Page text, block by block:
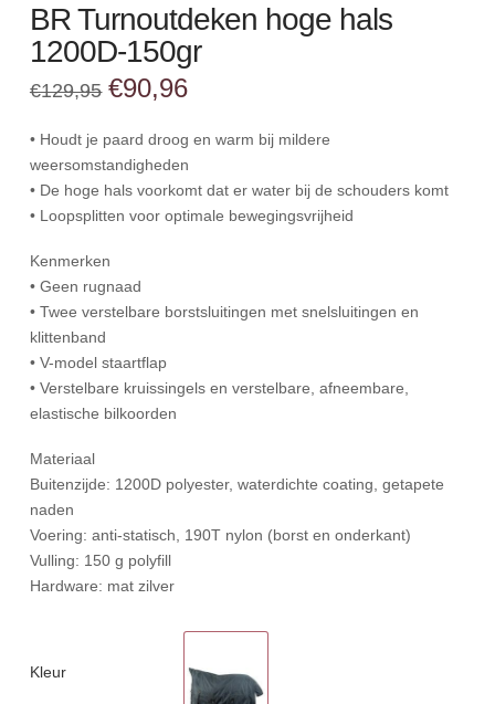
BR Turnoutdeken hoge hals
1200D-150gr
€129,95 Oorspronkelijke
prijs
€129,95.
€90,96
€90,96.
• Houdt je paard droog en warm bij mildere
weersomstandigheden
• De hoge hals voorkomt dat er water bij de schouders komt
• Loopsplitten voor optimale bewegingsvrijheid
Kenmerken
• Geen rugnaad
• Twee verstelbare borstsluitingen met snelsluitingen en
klittenband
• V-model staartflap
• Verstelbare kruissingels en verstelbare, afneembare,
elastische bilkoorden
Materiaal
Buitenzijde: 1200D polyester, waterdichte coating, getapete
naden
Voering: anti-statisch, 190T nylon (borst en onderkant)
Vulling: 150 g polyfill
Hardware: mat zilver
Kleur